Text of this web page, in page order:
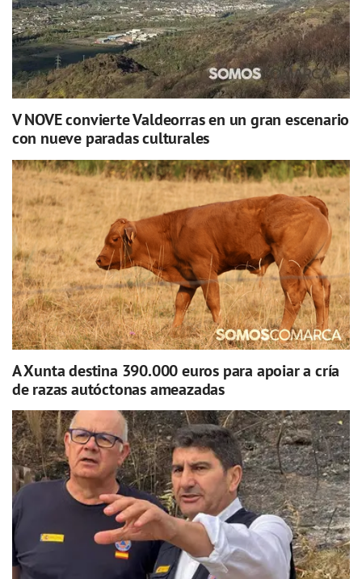
V NOVE convierte Valdeorras en un gran escenario
con nueve paradas culturales
A Xunta destina 390.000 euros para apoiar a cría
de razas autóctonas ameazadas